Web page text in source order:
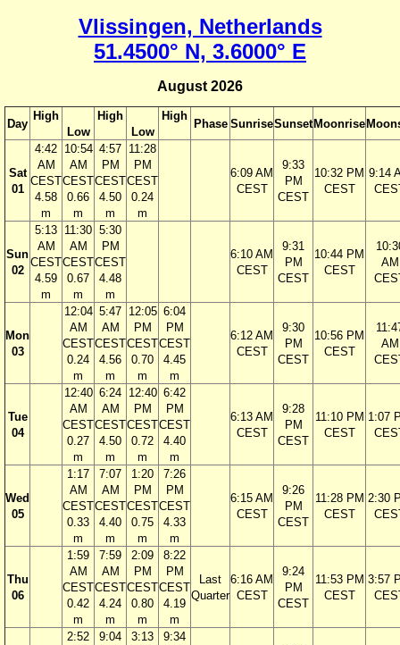
Vlissingen, Netherlands
51.4500° N, 3.6000° E
August 2026
Day
High
Low
High
Low
High
Phase SunriseSunset Moonrise
Sat
01
4:42
AM
CEST
4.58
m
10:54
AM
CEST
0.66
m
4:57
PM
CEST
4.50
m
11:28
PM
CEST
0.24
m
6:09 AM
CEST
9:33
PM
CEST
10:32 PM
CEST
9:14
Sun
02
5:13
AM
CEST
4.59
m
11:30
AM
CEST
0.67
m
5:30
PM
CEST
4.48
m
6:10 AM
CEST
9:31
PM
CEST
10:44 PM
CEST
AM
Mon
03
12:04
AM
CEST
0.24
m
5:47
AM
CEST
4.56
m
12:05
PM
CEST
0.70
m
6:04
PM
CEST
4.45
m
6:12 AM
CEST
9:30
PM
CEST
10:56 PM
CEST
AM
Tue
04
12:40
AM
CEST
0.27
m
6:24
AM
CEST
4.50
m
12:40
PM
CEST
0.72
m
6:42
PM
CEST
4.40
m
6:13 AM
CEST
9:28
PM
CEST
11:10 PM
CEST
1:07
Wed
05
1:17
AM
CEST
0.33
m
7:07
AM
CEST
4.40
m
1:20
PM
CEST
0.75
m
7:26
PM
CEST
4.33
m
6:15 AM
CEST
9:26
PM
CEST
11:28 PM
CEST
2:30
Thu
06
1:59
AM
CEST
0.42
m
7:59
AM
CEST
4.24
m
2:09
PM
CEST
0.80
m
8:22
PM
CEST
4.19
m
Last
Quarter
6:16 AM
CEST
9:24
PM
CEST
11:53 PM
CEST
3:57
2:52
9:04
3:13
9:34